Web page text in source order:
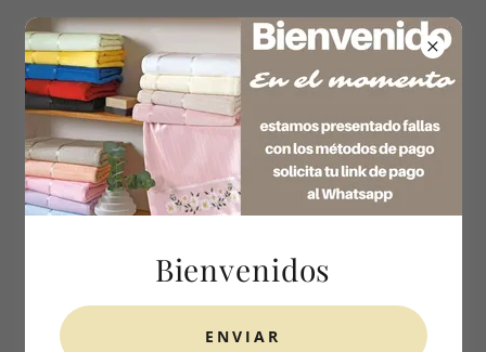
320 733 9148
Términos del servicio
Bienvenidos
ENVIAR